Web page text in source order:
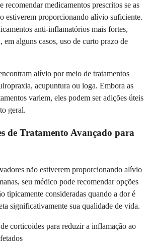
recomendar medicamentos prescritos se as
estiverem proporcionando alívio suficiente.
anti-inflamatórios mais fortes,
em alguns casos, uso de curto prazo de
alívio por meio de tratamentos
acupuntura ou ioga. Embora as
variem, eles podem ser adições úteis
geral.
de Tratamento Avançado para
não estiverem proporcionando alívio
seu médico pode recomendar opções
tipicamente consideradas quando a dor é
significativamente sua qualidade de vida.
corticoides para reduzir a inflamação ao